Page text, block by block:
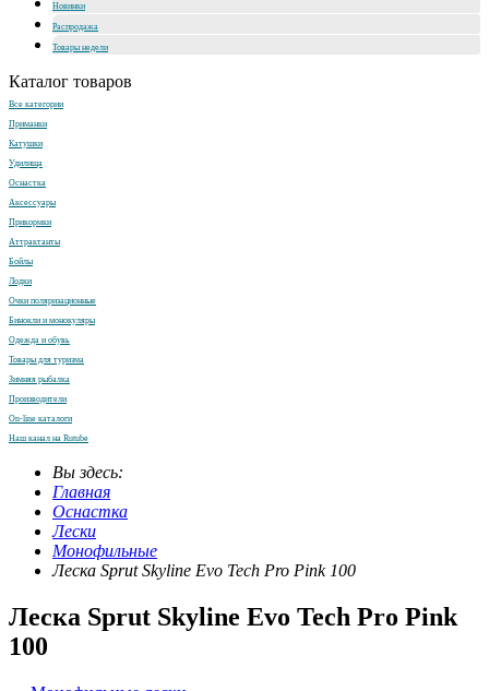
Новинки
Распродажа
Товары недели
Каталог товаров
Все категории
Приманки
Катушки
Удилища
Оснастка
Аксессуары
Прикормки
Аттрактанты
Бойлы
Лодки
Очки поляризационные
Бинокли и монокуляры
Одежда и обувь
Товары для туризма
Зимняя рыбалка
Производители
On-line каталоги
Наш канал на Rutube
Вы здесь:
Главная
Оснастка
Лески
Монофильные
Леска Sprut Skyline Evo Tech Pro Pink 100
Леска Sprut Skyline Evo Tech Pro Pink
100